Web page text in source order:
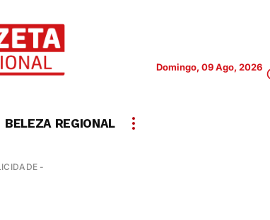
Domingo, 09 Ago, 2026
BELEZA REGIONAL
-